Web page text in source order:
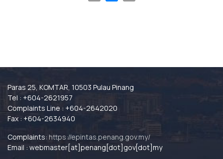
Paras 25, KOMTAR, 10503 Pulau Pinang
Tel : +604-2621957
Complaints Line : +604-2642020
Fax : +604-2634940
Complaints: https://epintas.penang.gov.my/
Email : webmaster[at]penang[dot]gov[dot]my